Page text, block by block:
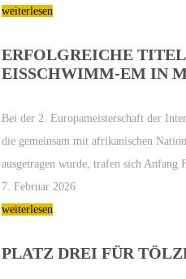
weiterlesen
ERFOLGREICHE
EISSCHWIMM-EM IN
Bei der 2. Europameisterschaft der
die gemeinsam mit afrikanischen
ausgetragen wurde, trafen sich Anfang
7. Februar 2026
weiterlesen
PLATZ DREI FÜR